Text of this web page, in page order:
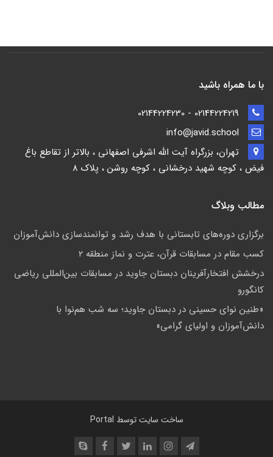
با ما همراه باشید
تهران، بزرگراه آیت الله اشرفی اصفهانی ، بالاتر از تقاطع باغ
فیض ، کوچه شهید درخشانی ، کوچه روشن ، پلاک 8
مطالب وبلاگ
برگزاری دوره‌های تابستانی با هدف رشد و توانمندسازی دانش‌آموزان
کسب مقام در مسابقات قرآن، عترت و نماز منطقه ۲
درخشش افتخارآفرینان دبستان جاوید در مسابقات بین‌المللی ریاضی
کانگورو
«طنین نوای حسینی در دبستان جاوید؛ سه شب هم‌نوا با
دانش‌آموزان و اولیای گرامی»
ساخت سایت توسط Portal